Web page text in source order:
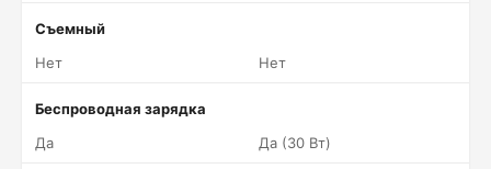
Съемный
Нет
Нет
Беспроводная зарядка
Да
Да (30 Вт)